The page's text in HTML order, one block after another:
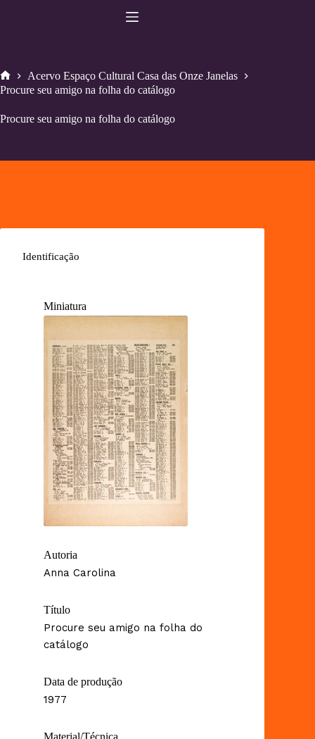
Home
Acervo Espaço Cultural Casa das Onze Janelas
Procure seu amigo na folha do catálogo
Procure seu amigo na folha do catálogo
Identificação
Miniatura
Autoria
Anna Carolina
Título
Procure seu amigo na folha do
catálogo
Data de produção
1977
Material/Técnica